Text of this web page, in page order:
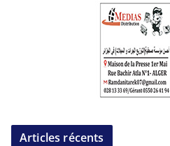
Articles récents